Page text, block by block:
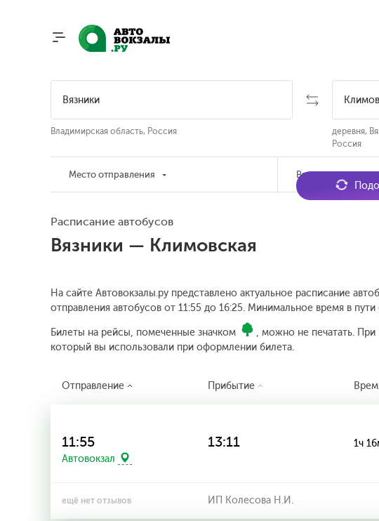
Владимирская область, Россия
деревня,
Россия
Место отправления Время
Расписание автобусов
Вязники — Климовская
На сайте Автовокзалы.ру представлено актуальное расписание
отправления автобусов от 11:55 до 16:25. Минимальное время в пути
Билеты на рейсы, помеченные значком
, можно не печатать. При
который вы использовали при оформлении билета.
Отправление Прибытие
11:55
Автовокзал
13:11 1ч
ещё нет отзывов ИП Колесова Н.И.